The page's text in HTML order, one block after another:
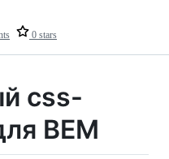
0 stars
css-
BEM